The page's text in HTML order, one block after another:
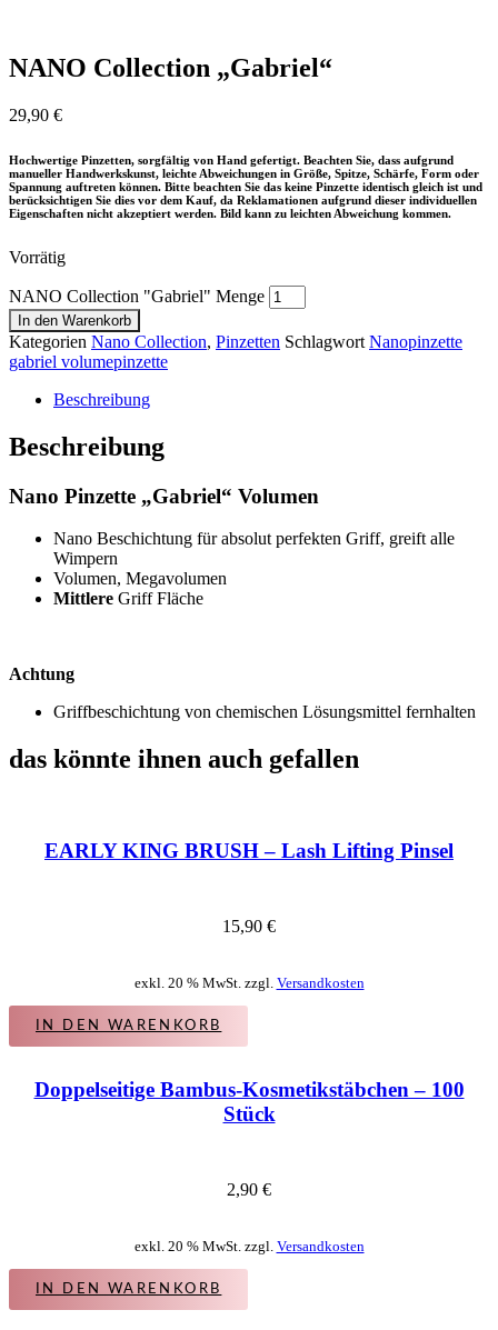
NANO Collection „Gabriel“
29,90 €
Hochwertige Pinzetten, sorgfältig von Hand gefertigt. Beachten Sie, dass aufgrund
manueller Handwerkskunst, leichte Abweichungen in Größe, Spitze, Schärfe, Form oder
Spannung auftreten können. Bitte beachten Sie das keine Pinzette identisch gleich ist und
berücksichtigen Sie dies vor dem Kauf, da Reklamationen aufgrund dieser individuellen
Eigenschaften nicht akzeptiert werden. Bild kann zu leichten Abweichung kommen.
Vorrätig
NANO Collection "Gabriel" Menge
In den Warenkorb
Kategorien Nano Collection, Pinzetten Schlagwort Nanopinzette
gabriel volumepinzette
Beschreibung
Beschreibung
Nano Pinzette „Gabriel“ Volumen
Nano Beschichtung für absolut perfekten Griff, greift alle
Wimpern
Volumen, Megavolumen
Mittlere Griff Fläche
Achtung
Griffbeschichtung von chemischen Lösungsmittel fernhalten
das könnte ihnen auch gefallen
EARLY KING BRUSH – Lash Lifting Pinsel
15,90 €
exkl. 20 % MwSt. zzgl. Versandkosten
IN DEN WARENKORB
Doppelseitige Bambus-Kosmetikstäbchen – 100
Stück
2,90 €
exkl. 20 % MwSt. zzgl. Versandkosten
IN DEN WARENKORB